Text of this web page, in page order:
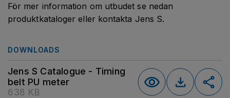
För mer information om utbudet se nedan
produktkataloger eller kontakta Jens S.
DOWNLOADS
Jens S Catalogue - Timing
belt PU meter
638 KB